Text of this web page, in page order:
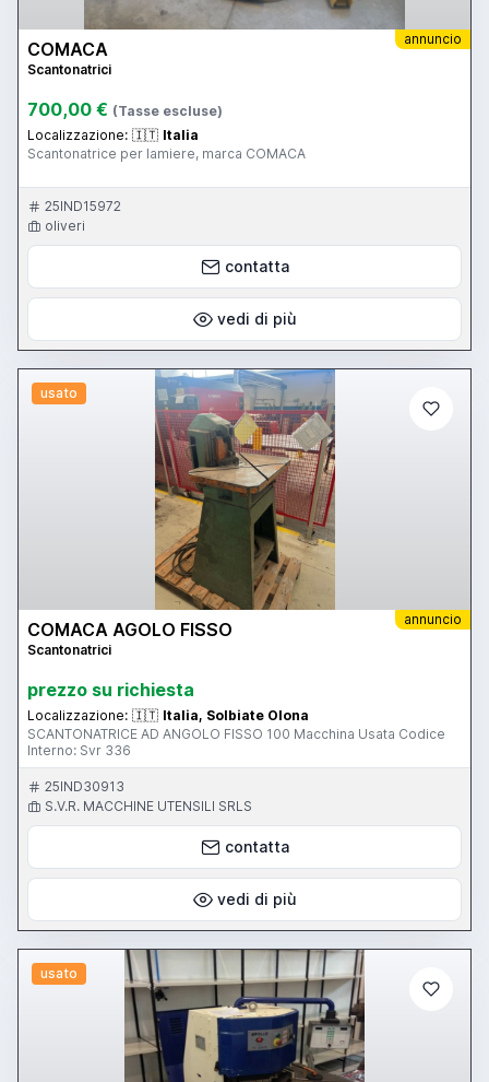
annuncio
COMACA
Scantonatrici
700,00 € (Tasse escluse)
Localizzazione: 🇮🇹 Italia
Scantonatrice per lamiere, marca COMACA
25IND15972
oliveri
contatta
vedi di più
usato
annuncio
COMACA AGOLO FISSO
Scantonatrici
prezzo su richiesta
Localizzazione: 🇮🇹 Italia, Solbiate Olona
SCANTONATRICE AD ANGOLO FISSO 100 Macchina Usata Codice
Interno: Svr 336
25IND30913
S.V.R. MACCHINE UTENSILI SRLS
contatta
vedi di più
usato